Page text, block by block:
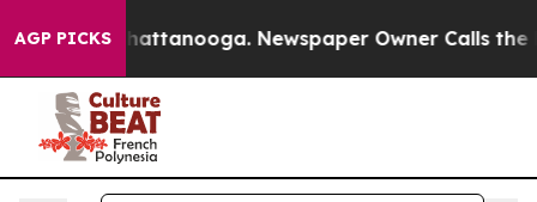
AGP PICKS
in Chattanooga. Newspaper Owner Calls the